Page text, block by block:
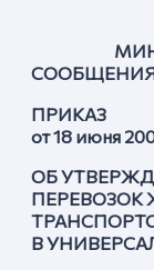
ПРИКАЗ
от 18 июня
ОБ
В